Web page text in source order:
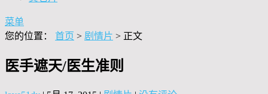
菜单
您的位置： 首页 > 剧情片 > 正文
医手遮天/医生准则